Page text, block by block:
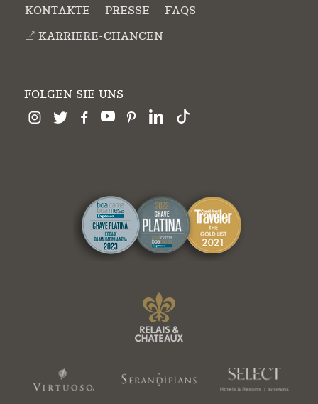
KONTAKTE PRESSE
FAQS
KARRIERE-CHANCEN
FOLGEN SIE UNS